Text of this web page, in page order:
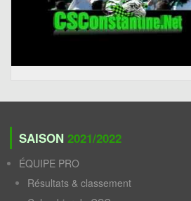
SAISON 2021/2022
ÉQUIPE PRO
Résultats & classement